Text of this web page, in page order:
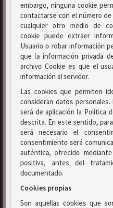
embargo, ninguna cookie
contactarse con el número
cualquier otro medio de
cookie puede extraer
Usuario o robar información
que la información privada
archivo Cookie es que el
información al servidor.
Las cookies que permiten
consideran datos
será de aplicación la Política
descrita. En este sentido,
será necesario el
consentimiento será
auténtica, ofrecido
positiva, antes del
documentado.
Cookies propias
Son aquellas cookies que